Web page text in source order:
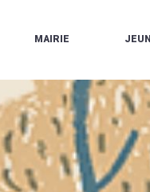
MAIRIE
ÉLUS
CONTACTS
HORAIRES
URBANISME/PLU
EN
LIGNE
DE
LE
/
LES